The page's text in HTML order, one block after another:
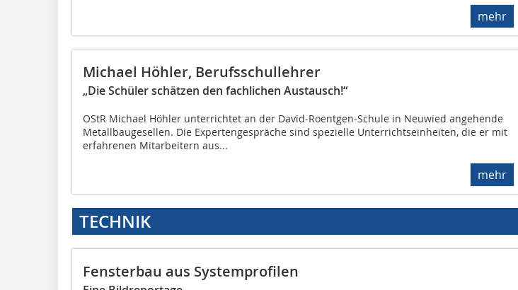
mehr
Michael Höhler, Berufsschullehrer
„Die Schüler schätzen den fachlichen Austausch!“
OStR Michael Höhler unterrichtet an der David-Roentgen-Schule in Neuwied angehende
Metallbaugesellen. Die Expertengespräche sind spezielle Unterrichtseinheiten, die er mit
erfahrenen Mitarbeitern aus...
mehr
TECHNIK
Fensterbau aus Systemprofilen